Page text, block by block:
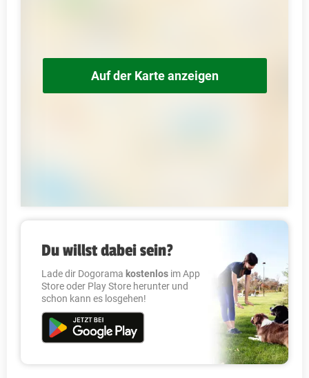
Auf der Karte anzeigen
Du willst dabei sein?
Lade dir Dogorama kostenlos im App
Store oder Play Store herunter und
schon kann es losgehen!